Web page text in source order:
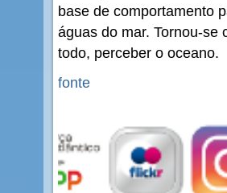
base de comportamento
águas do mar. Tornou-se
todo, perceber o oceano.
fonte